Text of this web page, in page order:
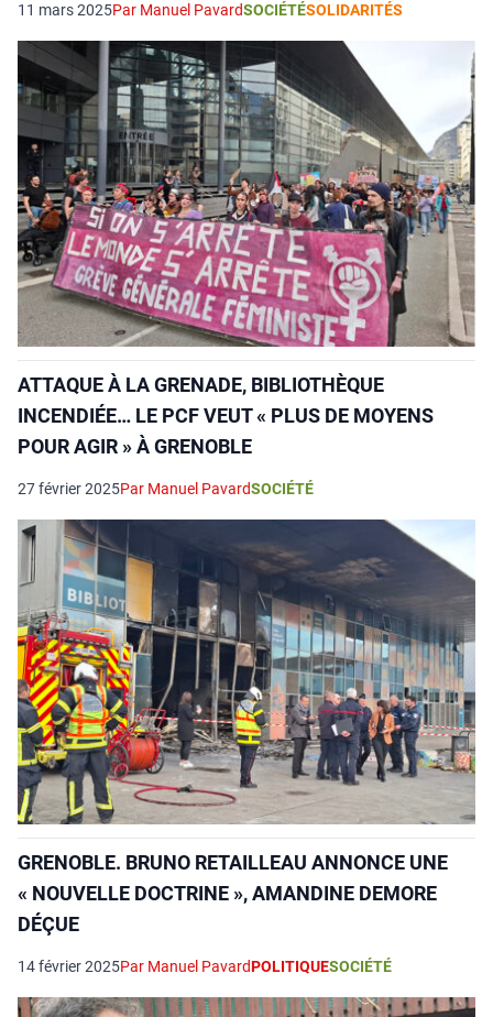
11 mars 2025Par Manuel PavardSOCIÉTÉSOLIDARITÉS
ATTAQUE À LA GRENADE, BIBLIOTHÈQUE
INCENDIÉE… LE PCF VEUT « PLUS DE MOYENS
POUR AGIR » À GRENOBLE
27 février 2025Par Manuel PavardSOCIÉTÉ
GRENOBLE. BRUNO RETAILLEAU ANNONCE UNE
« NOUVELLE DOCTRINE », AMANDINE DEMORE
DÉÇUE
14 février 2025Par Manuel PavardPOLITIQUESOCIÉTÉ